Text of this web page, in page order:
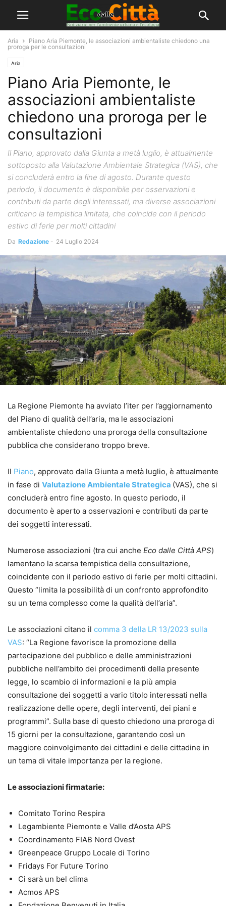
Aria
Piano Aria Piemonte, le associazioni ambientaliste chiedono una
proroga per le consultazioni
Aria
Piano Aria Piemonte, le
associazioni ambientaliste
chiedono una proroga per le
consultazioni
Il Piano, approvato dalla Giunta a metà luglio, è attualmente
sottoposto alla Valutazione Ambientale Strategica (VAS), che
si concluderà entro la fine di agosto. Durante questo
periodo, il documento è disponibile per osservazioni e
contributi da parte degli interessati, ma diverse associazioni
criticano la tempistica limitata, che coincide con il periodo
estivo di ferie per molti cittadini
Da Redazione - 24 Luglio 2024
La Regione Piemonte ha avviato l’iter per l’aggiornamento
del Piano di qualità dell’aria, ma le associazioni
ambientaliste chiedono una proroga della consultazione
pubblica che considerano troppo breve.
Il Piano, approvato dalla Giunta a metà luglio, è attualmente
in fase di Valutazione Ambientale Strategica (VAS), che si
concluderà entro fine agosto. In questo periodo, il
documento è aperto a osservazioni e contributi da parte
dei soggetti interessati.
Numerose associazioni (tra cui anche Eco dalle Città APS)
lamentano la scarsa tempistica della consultazione,
coincidente con il periodo estivo di ferie per molti cittadini.
Questo “limita la possibilità di un confronto approfondito
su un tema complesso come la qualità dell’aria”.
Le associazioni citano il comma 3 della LR 13/2023 sulla
VAS: “La Regione favorisce la promozione della
partecipazione del pubblico e delle amministrazioni
pubbliche nell’ambito dei procedimenti della presente
legge, lo scambio di informazioni e la più ampia
consultazione dei soggetti a vario titolo interessati nella
realizzazione delle opere, degli interventi, dei piani e
programmi”. Sulla base di questo chiedono una proroga di
15 giorni per la consultazione, garantendo così un
maggiore coinvolgimento dei cittadini e delle cittadine in
un tema di vitale importanza per la regione.
Le associazioni firmatarie:
Comitato Torino Respira
Legambiente Piemonte e Valle d’Aosta APS
Coordinamento FIAB Nord Ovest
Greenpeace Gruppo Locale di Torino
Fridays For Future Torino
Ci sarà un bel clima
Acmos APS